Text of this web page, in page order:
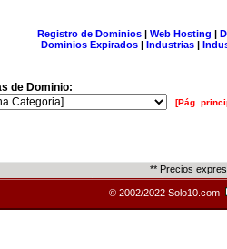
Registro de Dominios| Web Hosting |
Dominios Expirados | Industrias |
de Dominio:
[Pág.
** Precios
© 2002/2022 Solo10.com